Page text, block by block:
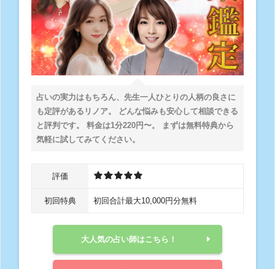
占いの実力はもちろん、先生一人ひとりの人柄の良さに
も定評があるリノア。 どんな悩みも安心して相談できる
と評判です。 料金は1分220円〜。 まずは無料特典から
気軽に試してみてください。
評価
初回特典 初回合計最大10,000円分無料
大人気の占い師はこちら！